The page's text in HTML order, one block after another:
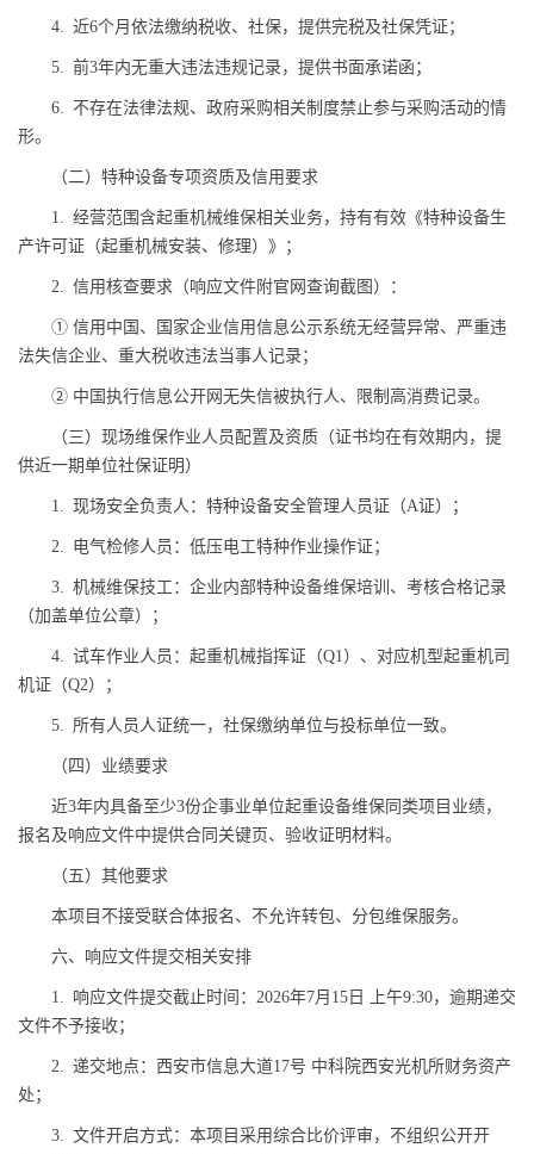
4. 近6个月依法缴纳税收、社保，提供完税及社保凭证；
5. 前3年内无重大违法违规记录，提供书面承诺函；
6. 不存在法律法规、政府采购相关制度禁止参与采购活动的情
形。
（二）特种设备专项资质及信用要求
1. 经营范围含起重机械维保相关业务，持有有效《特种设备生
产许可证（起重机械安装、修理）》；
2. 信用核查要求（响应文件附官网查询截图）：
① 信用中国、国家企业信用信息公示系统无经营异常、严重违
法失信企业、重大税收违法当事人记录；
② 中国执行信息公开网无失信被执行人、限制高消费记录。
（三）现场维保作业人员配置及资质（证书均在有效期内，提
供近一期单位社保证明）
1. 现场安全负责人：特种设备安全管理人员证（A证）；
2. 电气检修人员：低压电工特种作业操作证；
3. 机械维保技工：企业内部特种设备维保培训、考核合格记录
（加盖单位公章）；
4. 试车作业人员：起重机械指挥证（Q1）、对应机型起重机司
机证（Q2）；
5. 所有人员人证统一，社保缴纳单位与投标单位一致。
（四）业绩要求
近3年内具备至少3份企事业单位起重设备维保同类项目业绩，
报名及响应文件中提供合同关键页、验收证明材料。
（五）其他要求
本项目不接受联合体报名、不允许转包、分包维保服务。
六、响应文件提交相关安排
1. 响应文件提交截止时间：2026年7月15日 上午9:30，逾期递交
文件不予接收；
2. 递交地点：西安市信息大道17号 中科院西安光机所财务资产
处；
3. 文件开启方式：本项目采用综合比价评审，不组织公开开